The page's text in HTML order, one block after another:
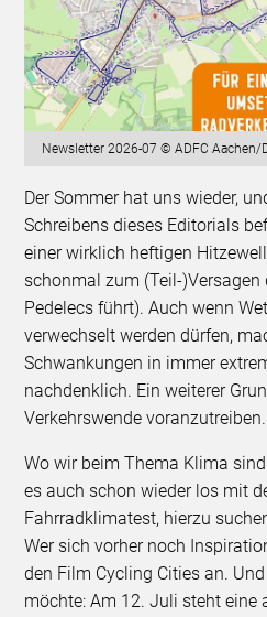
Newsletter 2026-07 © ADFC Aachen/
Der Sommer hat uns wieder,
Schreibens dieses Editorials
einer wirklich heftigen
schonmal zum (Teil-)Versagen
Pedelecs führt). Auch wenn
verwechselt werden dürfen,
Schwankungen in immer
nachdenklich. Ein weiterer
Verkehrswende voranzutreiben.
Wo wir beim Thema Klima
es auch schon wieder los mit
Fahrradklimatest, hierzu
Wer sich vorher noch
den Film Cycling Cities an.
möchte: Am 12. Juli steht eine